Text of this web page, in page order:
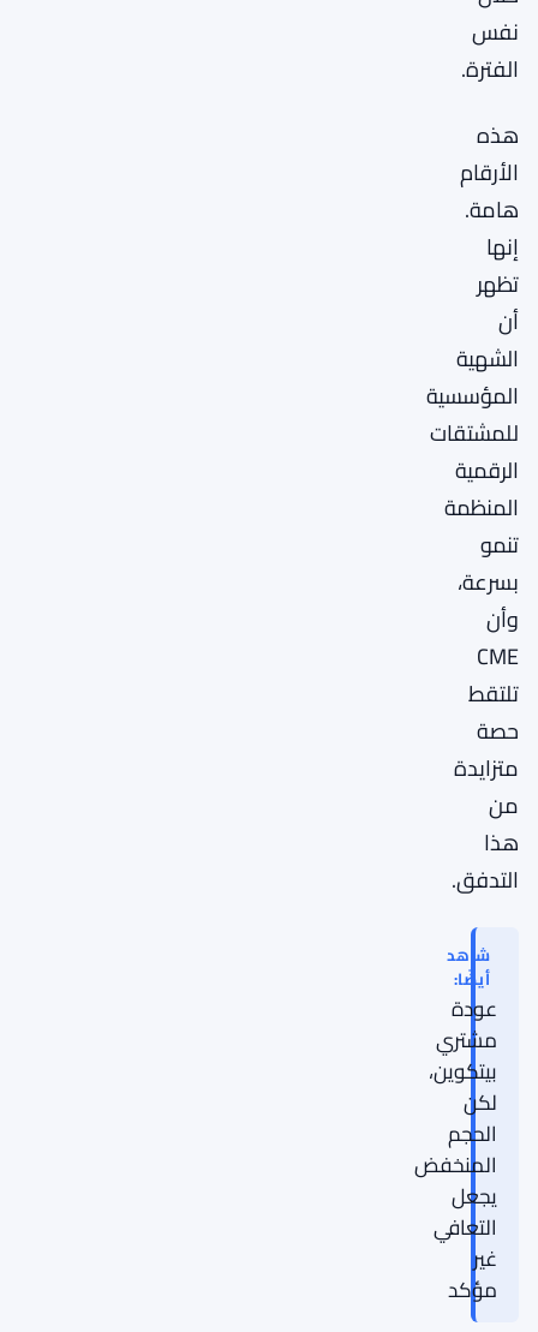
نفس
الفترة.
هذه
الأرقام
هامة.
إنها
تظهر
أن
الشهية
المؤسسية
للمشتقات
الرقمية
المنظمة
تنمو
بسرعة،
وأن
CME
تلتقط
حصة
متزايدة
من
هذا
التدفق.
شاهد
أيضًا:
عودة
مشتري
بيتكوين،
لكن
الحجم
المنخفض
يجعل
التعافي
غير
مؤكد